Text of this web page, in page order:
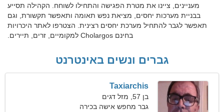
מעניינים, ציינו את מטרת הפגישה והתחילו לשוחח. הקהילה תסייע
בבניית מערכות יחסים, מציאת נפש תאומה ותאפשר תקשורת, וגם
תאפשר לגבר להתחיל מערכת יחסים רצינית. הצטרפו לאתר היכרויות
בחינם Cholargos למקומיים, זרים, תיירים.
גברים ונשים באינטרנט
Taxiarchis
בן 57, מזל דגים
גבר מחפש אישה בכירה